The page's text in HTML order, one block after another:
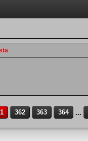
362 363 364 ...